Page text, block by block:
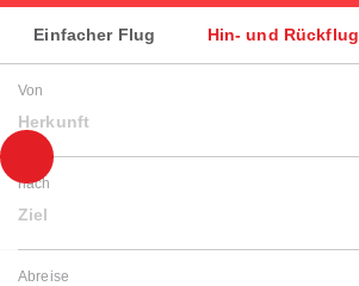
Einfacher Flug Hin- und Rückflug
Von
Herkunft
nach
Ziel
Abreise